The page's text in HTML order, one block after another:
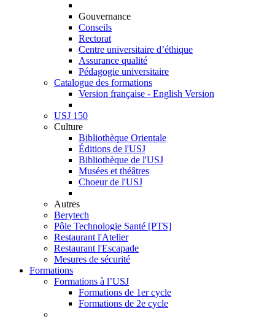
Gouvernance
Conseils
Rectorat
Centre universitaire d’éthique
Assurance qualité
Pédagogie universitaire
Catalogue des formations
Version française - English Version
USJ 150
Culture
Bibliothèque Orientale
Éditions de l'USJ
Bibliothèque de l'USJ
Musées et théâtres
Choeur de l'USJ
Autres
Berytech
Pôle Technologie Santé [PTS]
Restaurant l'Atelier
Restaurant l'Escapade
Mesures de sécurité
Formations
Formations à l’USJ
Formations de 1er cycle
Formations de 2e cycle